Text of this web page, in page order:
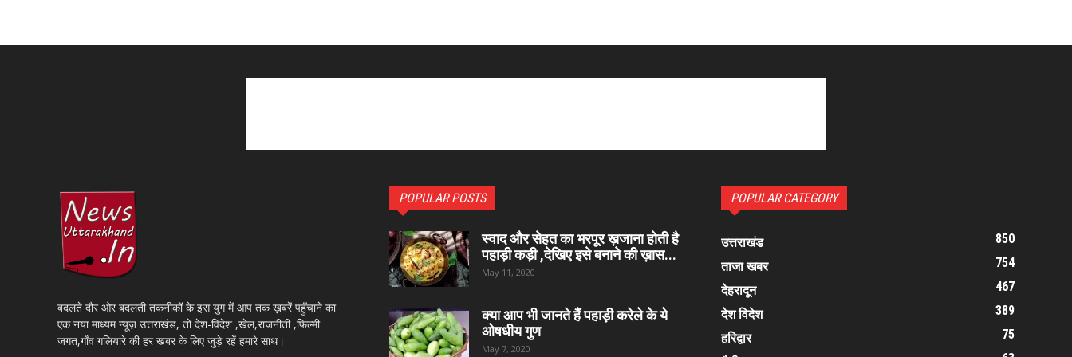
बदलते दौर ओर बदलती तकनीकों के इस युग में आप तक ख़बरें पहुँचाने का
एक नया माध्यम न्यूज़ उत्तराखंड, तो देश-विदेश ,खेल,राजनीती ,फ़िल्मी
जगत,गाँव गलियारे की हर खबर के लिए जुड़े रहें हमारे साथ।
POPULAR POSTS
स्वाद और सेहत का भरपूर ख़जाना होती है
पहाड़ी कड़ी ,देखिए इसे बनाने की ख़ास...
May 11, 2020
क्या आप भी जानते हैं पहाड़ी करेले के ये
ओषधीय गुण
May 7, 2020
POPULAR CATEGORY
उत्तराखंड
850
ताजा खबर
754
देहरादून
467
देश विदेश
389
हरिद्वार
75